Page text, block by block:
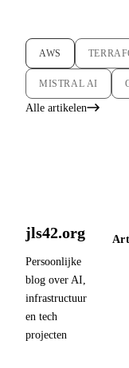
AWS
MISTRAL AI
Alle artikelen
jls42.org
Persoonlijke
blog over AI,
infrastructuur
en tech
projecten